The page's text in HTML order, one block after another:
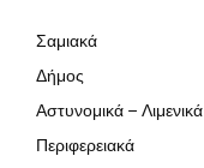
Σαμιακά
Δήμος
Αστυνομικά – Λιμενικά
Περιφερειακά